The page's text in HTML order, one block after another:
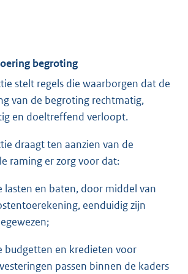
begroting
stelt regels die waarborgen dat de
van de begroting rechtmatig,
en doeltreffend verloopt.
draagt ten aanzien van de
raming er zorg voor dat:
lasten en baten, door middel van
eenduidig zijn
budgetten en kredieten voor
passen binnen de kaders